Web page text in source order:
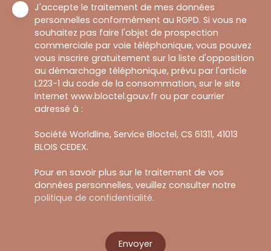
J'accepte le traitement de mes données
personnelles conformément au RGPD. Si vous ne
souhaitez pas faire l'objet de prospection
commerciale par voie téléphonique, vous pouvez
vous inscrire gratuitement sur la liste d'opposition
au démarchage téléphonique, prévu par l'article
L223-1 du code de la consommation, sur le site
Internet www.bloctel.gouv.fr ou par courrier
adressé à :
Société Worldline, Service Bloctel, CS 61311, 41013
BLOIS CEDEX.
Pour en savoir plus sur le traitement de vos
données personnelles, veuillez consulter notre
politique de confidentialité.
Envoyer